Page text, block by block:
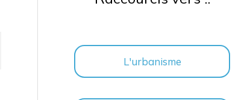
L'urbanisme